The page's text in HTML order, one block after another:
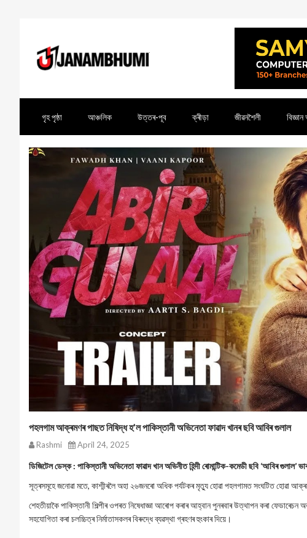
গৃহ পৃষ্ঠা আঞ্চলিক উত্তৰ-পূব ক্ৰীড়া জীৱনশৈলী
পহলগাম আক্ৰমণৰ পাছত নিষিদ্ধ হ’ল পাকিস্তানী অভিনেতা ফাৱাদ খানৰ ছবি আবিৰ গুলাল
Rashmi April 24, 2025
ডিজিটেল ডেস্ক : পাকিস্তানী অভিনেতা ফাৱাদ খান অভিনীত হিন্দী ৰোমান্টিক-কমেডী ছবি ‘আবিৰ গুলাল’
সূত্ৰসমূহে জনোৱা মতে, কাশ্মীৰলৈ অহা ২৬জনৰো অধিক পৰ্যটকৰ মৃত্যু হোৱা পহলগামত সংঘটিত হোৱা
শেহতীয়াকৈ পাকিস্তানী শিল্পীৰ ওপৰত নিষেধাজ্ঞা আৰোপ কৰাৰ আহ্বান পুনৰবাৰ উত্থাপন কৰা
সহযোগিতা কৰা চলচ্চিত্ৰ নিৰ্মাতাসকলৰ বিৰুদ্ধে ব্যৱস্থা গ্ৰহণৰ হুংকাৰ দিয়ে।